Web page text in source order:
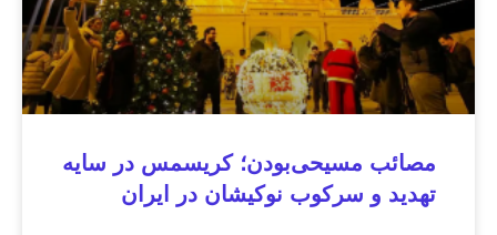
مصائب مسیحی‌بودن؛ کریسمس در سایه
تهدید و سرکوب نوکیشان در ایران